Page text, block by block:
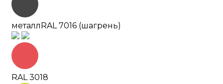
металлRAL 7016 (шагрень)
RAL 3018